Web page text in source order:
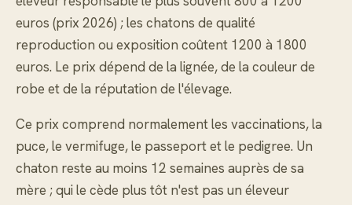
euros (prix 2026) ; les chatons de qualité
reproduction ou exposition coûtent 1200 à 1800
euros. Le prix dépend de la lignée, de la couleur de
robe et de la réputation de l'élevage.
Ce prix comprend normalement les vaccinations, la
puce, le vermifuge, le passeport et le pedigree. Un
chaton reste au moins 12 semaines auprès de sa
mère ; qui le cède plus tôt n'est pas un éleveur